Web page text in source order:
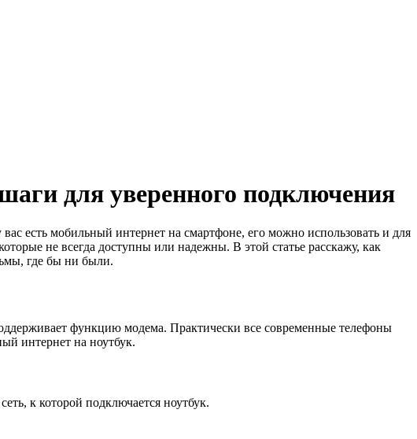
для уверенного подключения
есть мобильный интернет на смартфоне, его можно использовать и для
не всегда доступны или надежны. В этой статье расскажу, как
где бы ни были.
функцию модема. Практически все современные телефоны
интернет на ноутбук.
к которой подключается ноутбук.